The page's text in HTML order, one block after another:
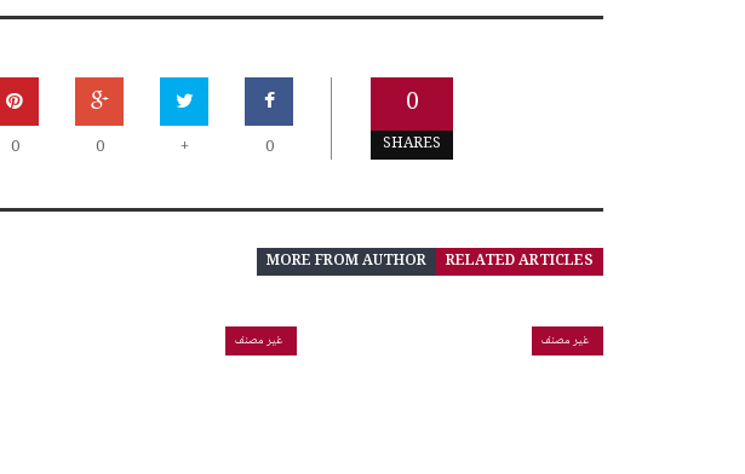
0
SHARES
0
+
0
0
RELATED ARTICLES
MORE FROM AUTHOR
غير مصنف غير مصنف